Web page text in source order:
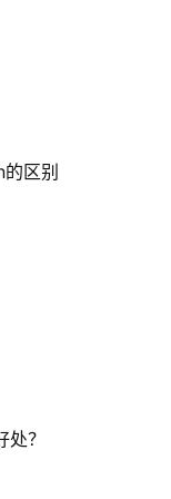
区别
？